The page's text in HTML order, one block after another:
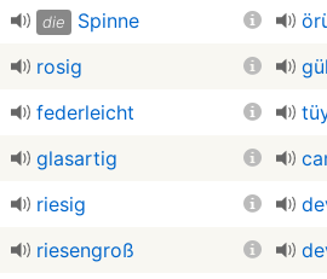
die Spinne
rosig
federleicht
glasartig
riesig
riesengroß